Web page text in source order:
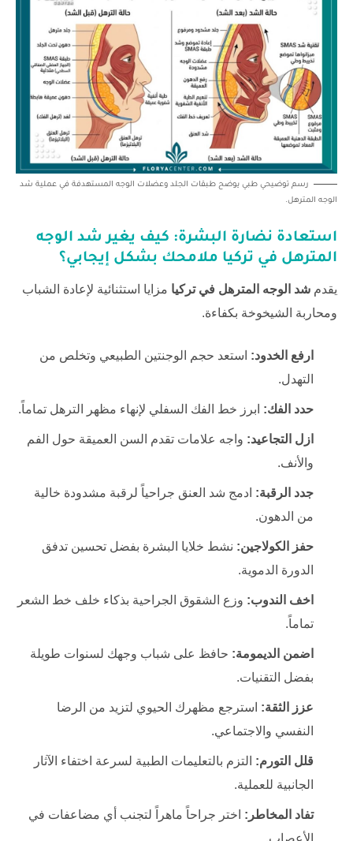
رسم توضيحي طبي يوضح طبقات الجلد وعضلات الوجه المستهدفة في عملية شد
الوجه المترهل.
استعادة نضارة البشرة: كيف يغير شد الوجه
المترهل في تركيا ملامحك بشكل إيجابي؟
يقدم شد الوجه المترهل في تركيا مزايا استثنائية لإعادة الشباب
ومحاربة الشيخوخة بكفاءة.
ارفع الخدود: استعد حجم الوجنتين الطبيعي وتخلص من
التهدل.
حدد الفك: ابرز خط الفك السفلي لإنهاء مظهر الترهل تماماً.
ازل التجاعيد: واجه علامات تقدم السن العميقة حول الفم
والأنف.
جدد الرقبة: ادمج شد العنق جراحياً لرقبة مشدودة خالية
من الدهون.
حفز الكولاجين: نشط خلايا البشرة بفضل تحسين تدفق
الدورة الدموية.
اخف الندوب: وزع الشقوق الجراحية بذكاء خلف خط الشعر
تماماً.
اضمن الديمومة: حافظ على شباب وجهك لسنوات طويلة
بفضل التقنيات.
عزز الثقة: استرجع مظهرك الحيوي لتزيد من الرضا
النفسي والاجتماعي.
قلل التورم: التزم بالتعليمات الطبية لسرعة اختفاء الآثار
الجانبية للعملية.
تفاد المخاطر: اختر جراحاً ماهراً لتجنب أي مضاعفات في